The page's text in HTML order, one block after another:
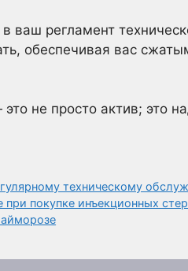
регламент
обеспечивая вас
не просто актив; это
техническому
покупке инъекционных